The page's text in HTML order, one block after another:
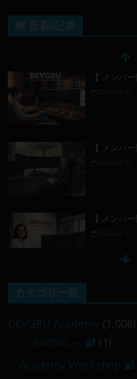
🆕 新着/記事
【 メンバ
【 メンバ
【 メンバ
／
【 メンバー
カテゴリ一覧
DEVGRU Academy (1,008)
～ SWING ～ 🔐 (1)
Academy Workshop 🔐